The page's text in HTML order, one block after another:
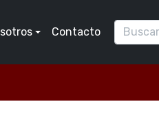
Contacto